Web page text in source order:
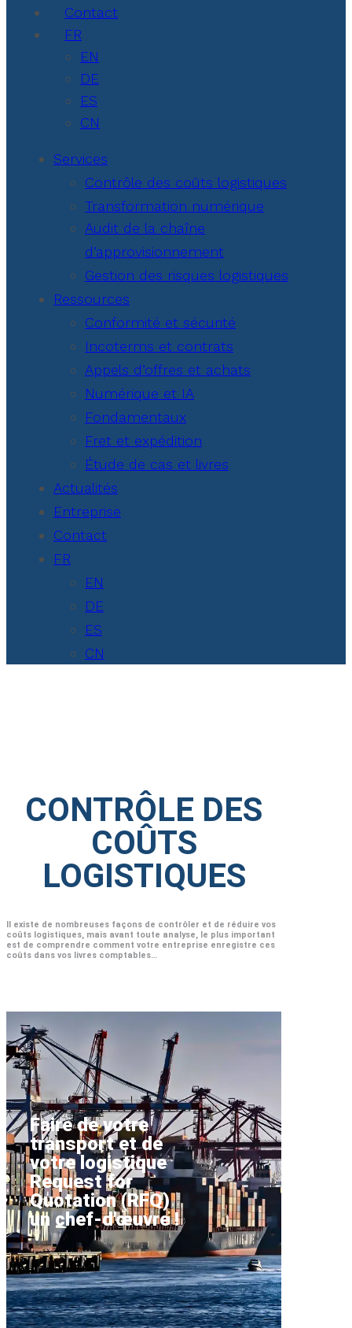
Contact
FR
EN
DE
ES
CN
Services
Contrôle des coûts logistiques
Transformation numérique
Audit de la chaîne
d’approvisionnement
Gestion des risques logistiques
Ressources
Conformité et sécurité
Incoterms et contrats
Appels d’offres et achats
Numérique et IA
Fondamentaux
Fret et expédition
Étude de cas et livres
Actualités
Entreprise
Contact
FR
EN
DE
ES
CN
CONTRÔLE DES
COÛTS
LOGISTIQUES
Il existe de nombreuses façons de contrôler et de réduire vos
coûts logistiques, mais avant toute analyse, le plus important
est de comprendre comment votre entreprise enregistre ces
coûts dans vos livres comptables…
Faire de votre
transport et de
votre logistique
Request for
Quotation (RFQ)
un chef-d'œuvre !